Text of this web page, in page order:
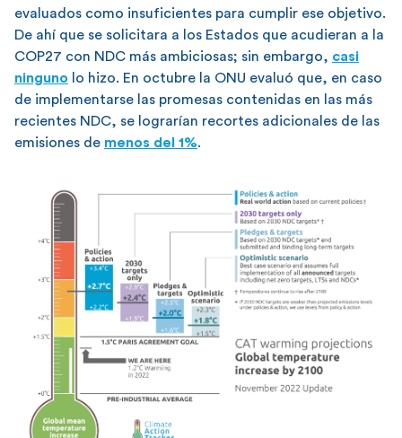
evaluados como insuficientes para cumplir ese objetivo.
De ahí que se solicitara a los Estados que acudieran a la
COP27 con NDC más ambiciosas; sin embargo, casi
ninguno lo hizo. En octubre la ONU evaluó que, en caso
de implementarse las promesas contenidas en las más
recientes NDC, se lograrían recortes adicionales de las
emisiones de menos del 1%.